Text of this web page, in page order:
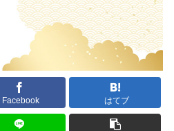
Facebook はてブ